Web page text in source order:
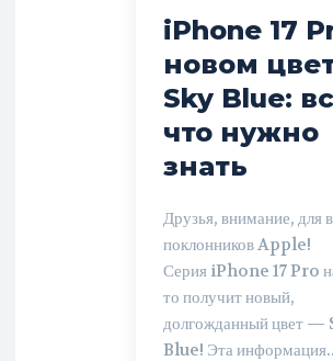
iPhone 17
новом
Sky Blue:
что нужно
знать
Друзья, внимание, для
поклонников Apple!
Серия iPhone 17 Pro
то получит новый,
долгожданный цвет —
Blue! Эта